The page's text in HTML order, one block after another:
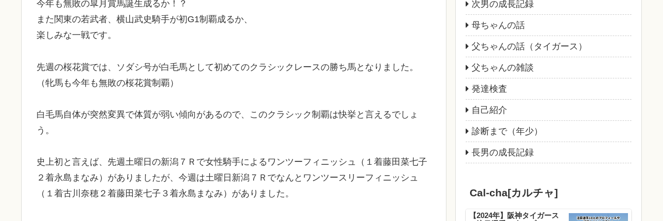
今年も無敗の皐月賞馬誕生成るか！？
また関東の若武者、横山武史騎手が初G1制覇成るか、
楽しみな一戦です。
先週の桜花賞では、ソダシ号が白毛馬として初めてのクラシックレースの勝ち馬となりました。
（牝馬も今年も無敗の桜花賞制覇）
白毛馬自体が突然変異で体質が弱い傾向があるので、このクラシック制覇は快挙と言えるでしょ
う。
史上初と言えば、先週土曜日の新潟７Ｒで女性騎手によるワンツーフィニッシュ（１着藤田菜七子
２着永島まなみ）がありましたが、今週は土曜日新潟７Ｒでなんとワンツースリーフィニッシュ
（１着古川奈穂２着藤田菜七子３着永島まなみ）がありました。
次男の成長記録
母ちゃんの話
父ちゃんの話（タイガース）
父ちゃんの雑談
発達検査
自己紹介
診断まで（年少）
長男の成長記録
Cal-cha[カルチャ]
【2024年】阪神タイガース